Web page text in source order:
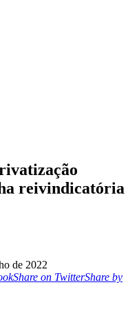
reivindicatória
de 2022
Share on TwitterShare by